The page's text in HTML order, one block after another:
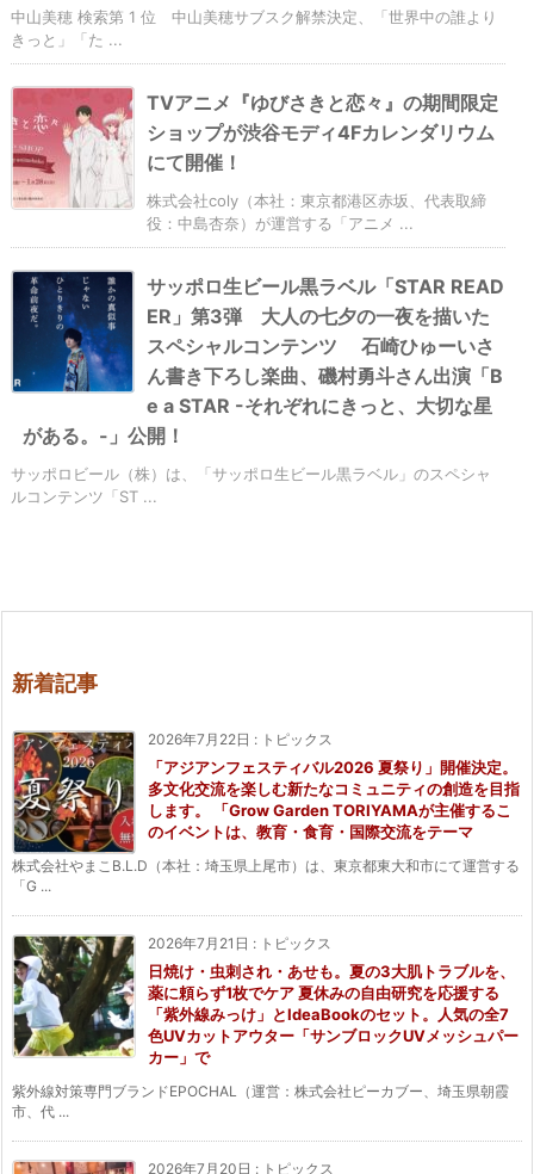
中山美穂 検索第 1 位 中山美穂サブスク解禁決定、「世界中の誰より
きっと」「た ...
TVアニメ『ゆびさきと恋々』の期間限定
ショップが渋谷モディ4Fカレンダリウム
にて開催！
株式会社coly（本社：東京都港区赤坂、代表取締
役：中島杏奈）が運営する「アニメ ...
サッポロ生ビール黒ラベル「STAR READ
ER」第3弾 大人の七夕の一夜を描いた
スペシャルコンテンツ 石崎ひゅーいさ
ん書き下ろし楽曲、磯村勇斗さん出演「B
e a STAR -それぞれにきっと、大切な星
がある。-」公開！
サッポロビール（株）は、「サッポロ生ビール黒ラベル」のスペシャ
ルコンテンツ「ST ...
新着記事
2026年7月22日 : トピックス
「アジアンフェスティバル2026 夏祭り」開催決定。
多文化交流を楽しむ新たなコミュニティの創造を目指
します。 「Grow Garden TORIYAMAが主催するこ
のイベントは、教育・食育・国際交流をテーマ
株式会社やまこB.L.D（本社：埼玉県上尾市）は、東京都東大和市にて運営する
「G ...
2026年7月21日 : トピックス
日焼け・虫刺され・あせも。夏の3大肌トラブルを、
薬に頼らず1枚でケア 夏休みの自由研究を応援する
「紫外線みっけ」とIdeaBookのセット。人気の全7
色UVカットアウター「サンブロックUVメッシュパー
カー」で
紫外線対策専門ブランドEPOCHAL（運営：株式会社ピーカブー、埼玉県朝霞
市、代 ...
2026年7月20日 : トピックス